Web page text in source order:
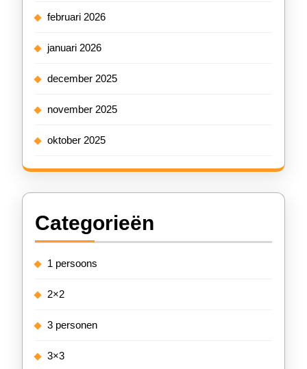
februari 2026
januari 2026
december 2025
november 2025
oktober 2025
Categorieën
1 persoons
2×2
3 personen
3×3